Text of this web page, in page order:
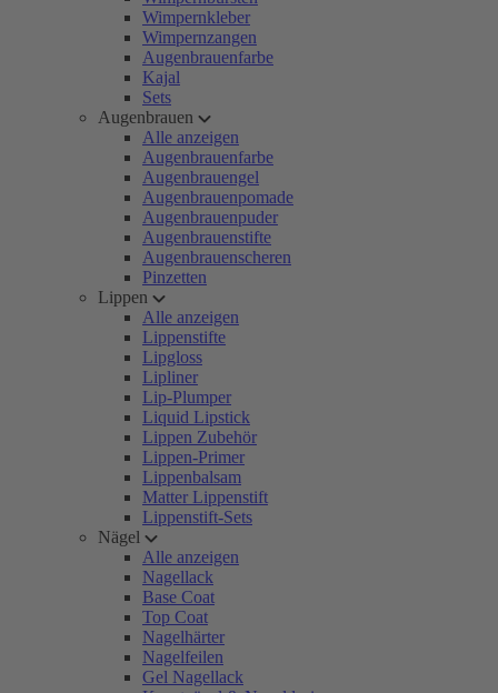
Wimpernkleber
Wimpernzangen
Augenbrauenfarbe
Kajal
Sets
Augenbrauen
Alle anzeigen
Augenbrauenfarbe
Augenbrauengel
Augenbrauenpomade
Augenbrauenpuder
Augenbrauenstifte
Augenbrauenscheren
Pinzetten
Lippen
Alle anzeigen
Lippenstifte
Lipgloss
Lipliner
Lip-Plumper
Liquid Lipstick
Lippen Zubehör
Lippen-Primer
Lippenbalsam
Matter Lippenstift
Lippenstift-Sets
Nägel
Alle anzeigen
Nagellack
Base Coat
Top Coat
Nagelhärter
Nagelfeilen
Gel Nagellack